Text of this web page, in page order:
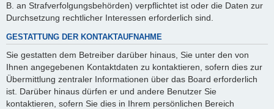
B. an Strafverfolgungsbehörden) verpflichtet ist oder die Daten zur
Durchsetzung rechtlicher Interessen erforderlich sind.
GESTATTUNG DER KONTAKTAUFNAHME
Sie gestatten dem Betreiber darüber hinaus, Sie unter den von
Ihnen angegebenen Kontaktdaten zu kontaktieren, sofern dies zur
Übermittlung zentraler Informationen über das Board erforderlich
ist. Darüber hinaus dürfen er und andere Benutzer Sie
kontaktieren, sofern Sie dies in Ihrem persönlichen Bereich